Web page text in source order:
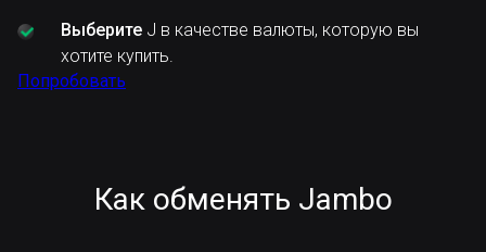
Выберите J в качестве валюты, которую вы
хотите купить.
Попробовать
Как обменять Jambo